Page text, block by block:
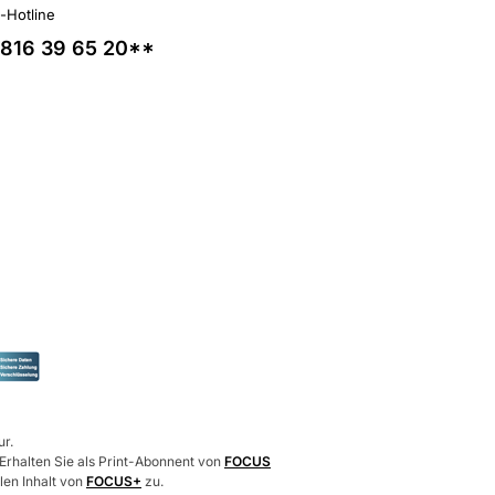
Hotline
39 65 20**
Sie als Print-Abonnent von FOCUS
Inhalt von FOCUS+ zu.